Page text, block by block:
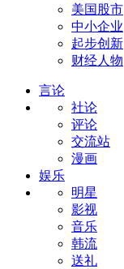
美国股市
中小企业
起步创新
财经人物
言论
社论
评论
交流站
漫画
娱乐
明星
影视
音乐
韩流
送礼